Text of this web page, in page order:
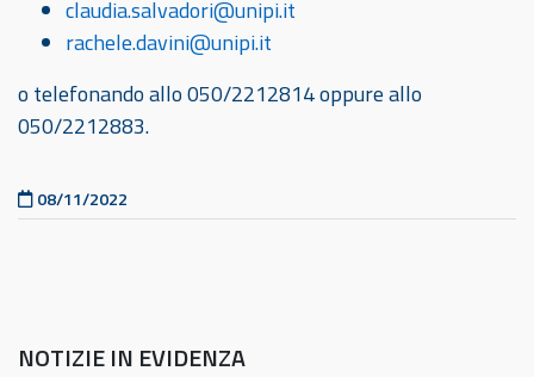
Pubblicato il
08/11/2022
claudia.salvadori@unipi.it
rachele.davini@unipi.it
o telefonando allo 050/2212814 oppure allo
050/2212883.
NOTIZIE IN EVIDENZA